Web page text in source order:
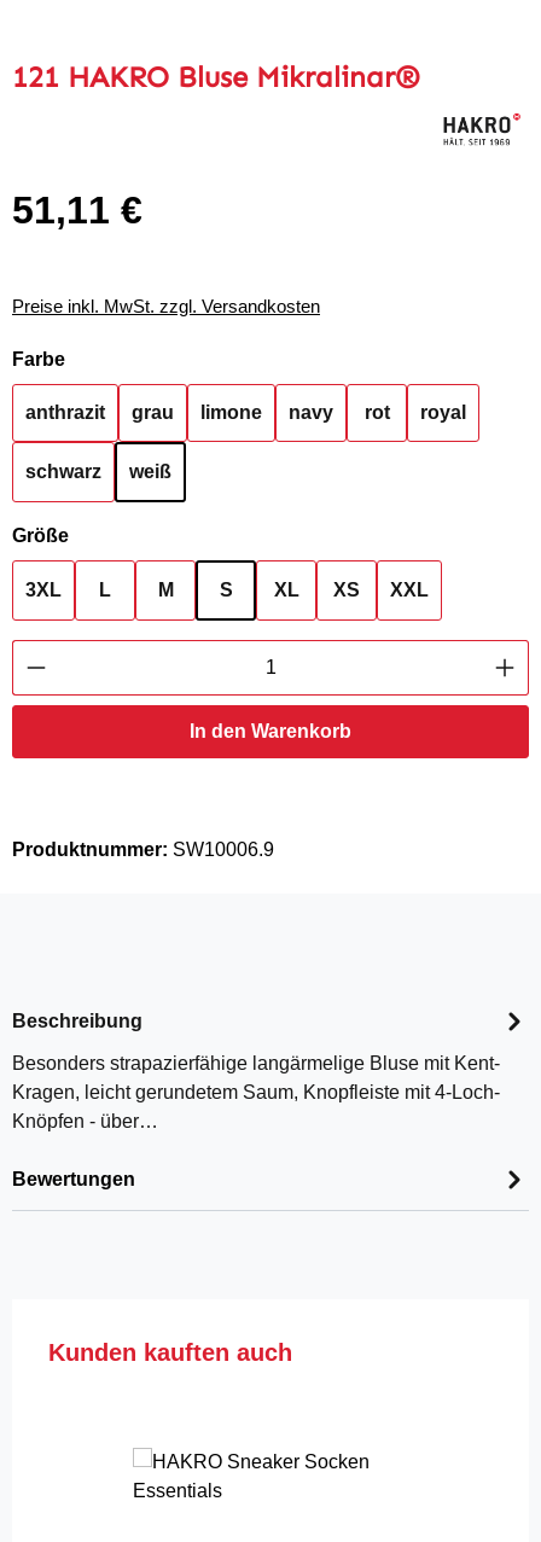
121 HAKRO Bluse Mikralinar®
Regulärer Preis:
51,11 €
Preise inkl. MwSt. zzgl. Versandkosten
Farbeauswählen
anthrazit grau limone navy rot royal
schwarz weiß
Größeauswählen
3XL L M S XL XS XXL
Produkt Anzahl: Gib den gewünschten
In den Warenkorb
Produktnummer: SW10006.9
Beschreibung
Besonders strapazierfähige langärmelige Bluse mit Kent-
Kragen, leicht gerundetem Saum, Knopfleiste mit 4-Loch-
Knöpfen - über…
Bewertungen
Produktgalerie überspringen
Kunden kauften auch